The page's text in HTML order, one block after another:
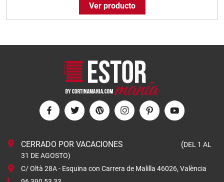
Ver producto
CERRADO POR VACACIONES (DEL 1 AL
31 DE AGOSTO)
C/ Oltà 28A - Esquina con Carrera de Malilla 46026, València